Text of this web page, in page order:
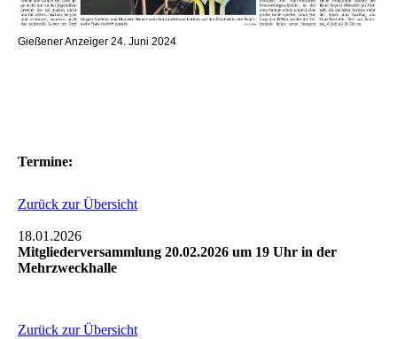
Gießener Anzeiger 24. Juni 2024
Termine:
Zurück zur Übersicht
18.01.2026
Mitgliederversammlung 20.02.2026 um 19 Uhr in der
Mehrzweckhalle
Zurück zur Übersicht